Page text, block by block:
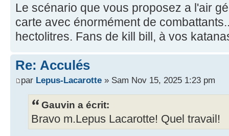
Le scénario que vous proposez a l'air
carte avec énormément de
hectolitres. Fans de kill bill, à vos
Re: Acculés
par Lepus-Lacarotte » Sam Nov 15, 2025 1:23 pm
Gauvin a écrit:
Bravo m.Lepus Lacarotte! Quel travail!